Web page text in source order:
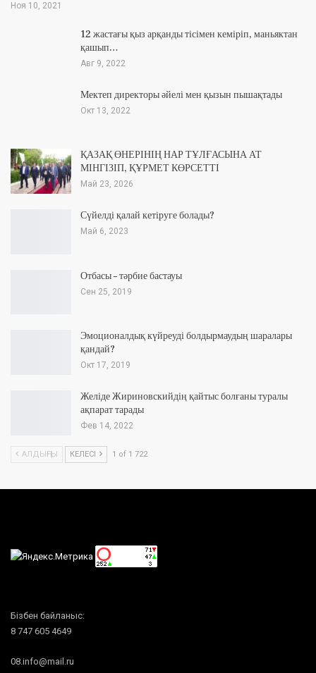
Ноя 10, 2021
12 жастағы қыз арқанды тісімен кеміріп, маньяктан
қашып…
Авг 9, 2022
Мектеп директоры әйелі мен қызын пышақтады
Окт 13, 2022
ҚАЗАҚ ӨНЕРІНІҢ НАР ТҰЛҒАСЫНА АТ
МІНГІЗІП, ҚҰРМЕТ КӨРСЕТТІ
Май 23, 2026
Сүйелді қалай кетіруге болады?
Май 6, 2023
Отбасы – тәрбие бастауы
Сен 25, 2019
Эмоционалдық күйреуді болдырмаудың шаралары
қандай?
Окт 17, 2019
Желіде Жириновскийдің қайтыс болғаны туралы
ақпарат тарады
Фев 14, 2022
АЛДЫҢҒЫ КЕЛЕСІ 1 of 1 722
Бізбен байланыс:
8 747 605 4649
08.info@mail.ru